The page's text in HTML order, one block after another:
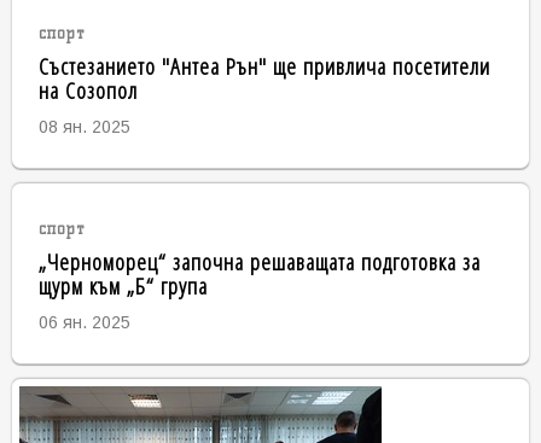
спорт
Състезанието "Антеа Рън" ще привлича посетители
на Созопол
08 ян. 2025
спорт
„Черноморец“ започна решаващата подготовка за
щурм към „Б“ група
06 ян. 2025